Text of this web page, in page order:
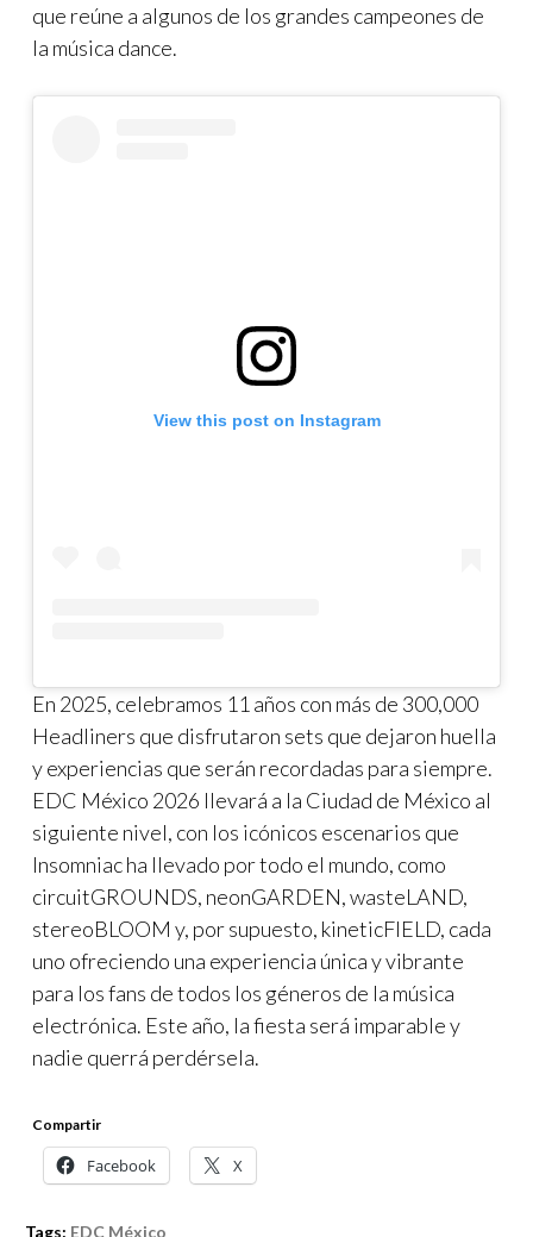
que reúne a algunos de los grandes campeones de
la música dance.
View this post on Instagram
En 2025, celebramos 11 años con más de 300,000
Headliners que disfrutaron sets que dejaron huella
y experiencias que serán recordadas para siempre.
EDC México 2026 llevará a la Ciudad de México al
siguiente nivel, con los icónicos escenarios que
Insomniac ha llevado por todo el mundo, como
circuitGROUNDS, neonGARDEN, wasteLAND,
stereoBLOOM y, por supuesto, kineticFIELD, cada
uno ofreciendo una experiencia única y vibrante
para los fans de todos los géneros de la música
electrónica. Este año, la fiesta será imparable y
nadie querrá perdérsela.
Compartir
Facebook X
Tags: EDC México